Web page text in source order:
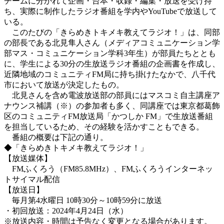
ち、実際に制作したラジオ番組を学内やYouTubeで放送して
いる。
このたびの「きらめきトキメキ教えてラジオ！」は、同部
の部長である北見隼人さん（メディアコミュニケーション学
部マス・コミュニケーション学科3年生）が部員たちととも
に、学生による30分の生放送ラジオ番組の企画書を作成し、
近隣地域のコミュニティFM局に持ち掛けたなかで、八千代
市において放送が決定したもの。
北見さんを含め電波放送部の部員にはマスコミ自主講座ア
ナウンス補講（※）の参加者も多く、同講座では東京都葛飾
区のコミュニティFM放送局「かつしか FM」で生放送番組
を担当しているため、その経験を活かすこともできる。
番組の概要は下記の通り。
◆「きらめきトキメキ教えてラジオ！」
【放送媒体】
FMふくろう（FM85.8MHz）、FMふくろうインターネッ
トサイマル配信
【放送日】
毎月第4水曜日 10時30分～10時59分に放送
・初回放送：2024年4月24日（水）
※放送内容・時間は予告なく変更となる場合があります。